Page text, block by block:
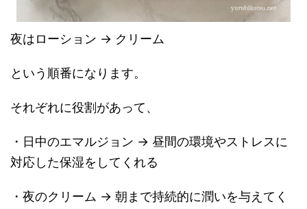
夜はローション → クリーム
という順番になります。
それぞれに役割があって、
・日中のエマルジョン → 昼間の環境やストレスに
対応した保湿をしてくれる
・夜のクリーム → 朝まで持続的に潤いを与えてく